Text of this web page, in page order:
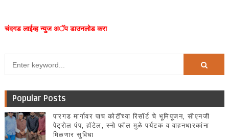
चंदगड लाईव्ह न्युज अॅप डाउनलोड करा
Popular Posts
पारगड मार्गावर पाच कोटींच्या रिसॉर्ट चे भूमिपूजन, सीएनजी
पेट्रोल पंप, हॉटेल, स्नो फॉल मुळे पर्यटक व वाहनधारकांना
मिळणार सुविधा